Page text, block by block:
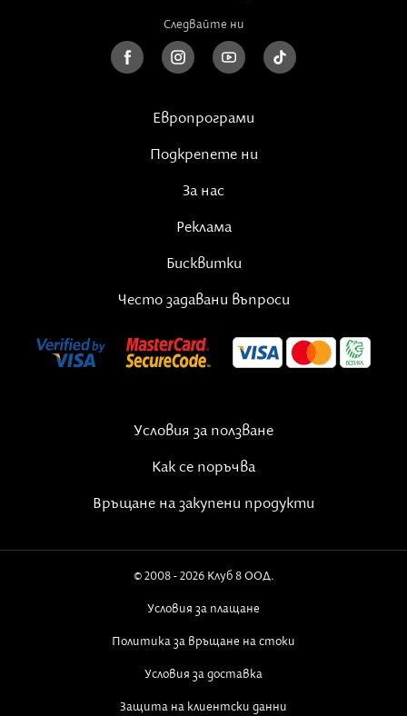
Следвайте ни
Европрограми
Подкрепете ни
За нас
Реклама
Бисквитки
Често задавани въпроси
Условия за ползване
Как се поръчва
Връщане на закупени продукти
© 2008 - 2026 Клуб 8 ООД.
Условия за плащане
Политика за връщане на стоки
Условия за доставка
Защита на клиентски данни